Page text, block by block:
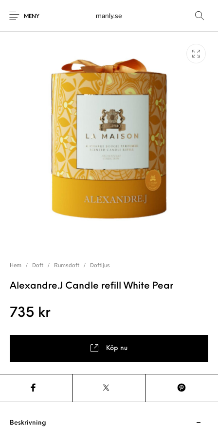
MENY manly.se
Hem / Doft / Rumsdoft / Doftljus
Alexandre.J Candle refill White Pear
735 kr
Köp nu
Beskrivning